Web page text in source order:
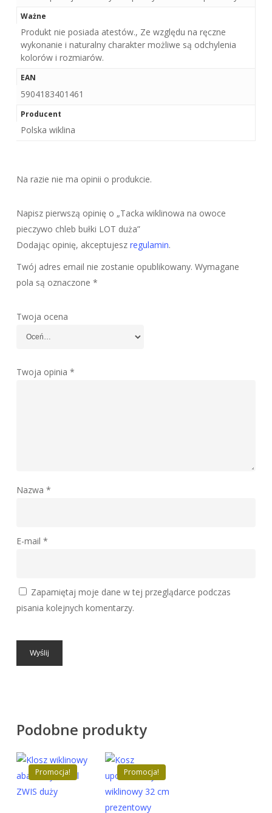
Ważne
Produkt nie posiada atestów., Ze względu na ręczne
wykonanie i naturalny charakter możliwe są odchylenia
kolorów i rozmiarów.
EAN
5904183401461
Producent
Polska wiklina
Na razie nie ma opinii o produkcie.
Napisz pierwszą opinię o „Tacka wiklinowa na owoce
pieczywo chleb bułki LOT duża”
Dodając opinię, akceptujesz regulamin.
Twój adres email nie zostanie opublikowany. Wymagane
pola są oznaczone *
Twoja ocena
Twoja opinia *
Nazwa *
E-mail *
Zapamiętaj moje dane w tej przeglądarce podczas
pisania kolejnych komentarzy.
Podobne produkty
Promocja! Promocja!